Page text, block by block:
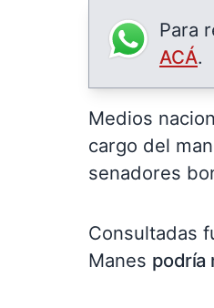
Para
ACÁ.
Medios
cargo del
senadores
Consultadas
Manes podría